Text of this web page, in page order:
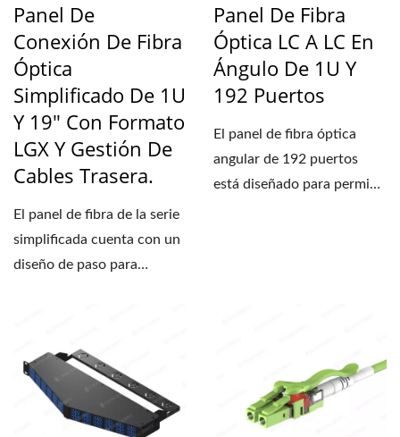
Panel De
Conexión De Fibra
Óptica
Simplificado De 1U
Y 19" Con Formato
LGX Y Gestión De
Cables Trasera.
El panel de fibra de la serie
simplificada cuenta con un
diseño de paso para
Panel De Fibra
Óptica LC A LC En
Ángulo De 1U Y
192 Puertos
El panel de fibra óptica
angular de 192 puertos
está diseñado para permitir